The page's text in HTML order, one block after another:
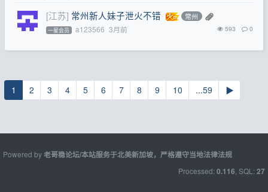
[江苏] 常州新人妹子泄火不错 常州
一星会员 a123566 3月前 593 0
1 2 3 4 5 6 7 8 9 10 ...59 ▶
Powered by老哥稳论坛/本站服务于北美新加坡，严格遵守当地法律法规
Processed: 0.116 , SQL: 27